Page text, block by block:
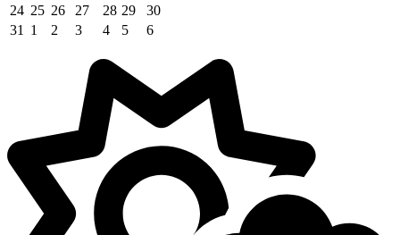
24 25 26 27 28 29
30
31
1 2 3 4 5 6